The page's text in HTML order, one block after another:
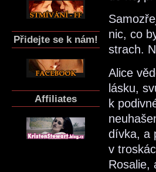
Přidejte se k nám!
Affiliates
nic, co
strach.
Alice
lásku,
k
dívka, a
v
Rosalie,